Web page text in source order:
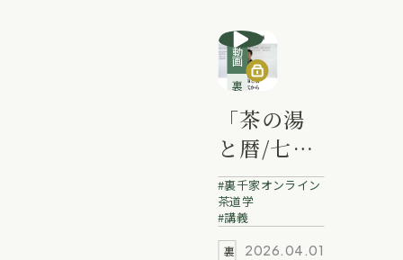
動画
裏千家講義動画
「茶の湯
と暦/七事
式から」
冨士田宗
啓 業躰
裏千家オンライン
茶道学
講義
2026.04.01